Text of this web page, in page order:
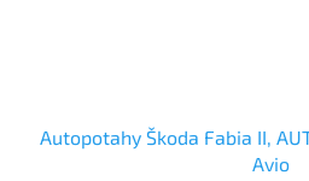
Autopotahy Škoda Fabia II,
Avio